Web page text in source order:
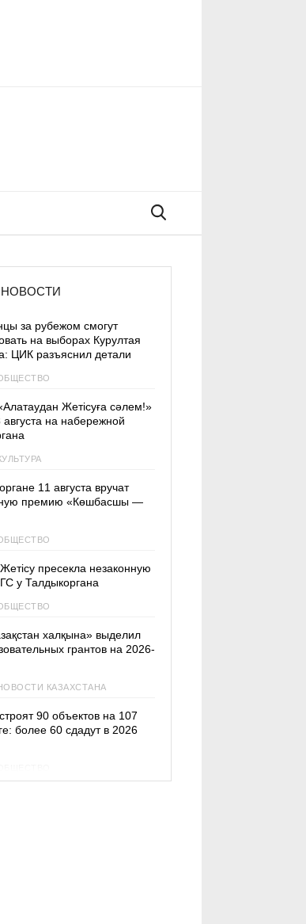
НОВОСТИ
за рубежом смогут
на выборах Курултая
ЦИК разъяснил детали
Жетісуға сәлем!»
на набережной
11 августа вручат
премию «Көшбасшы —
пресекла незаконную
у Талдыкоргана
халқына» выделил
грантов на 2026-
КАЗАХСТАНА
90 объектов на 107
более 60 сдадут в 2026